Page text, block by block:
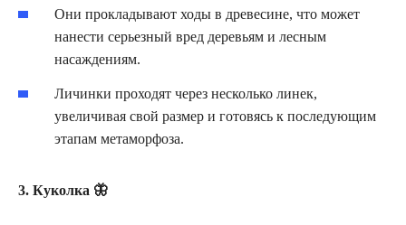
Они прокладывают ходы в древесине, что может
нанести серьезный вред деревьям и лесным
насаждениям.
Личинки проходят через несколько линек,
увеличивая свой размер и готовясь к последующим
этапам метаморфоза.
3. Куколка 🦋